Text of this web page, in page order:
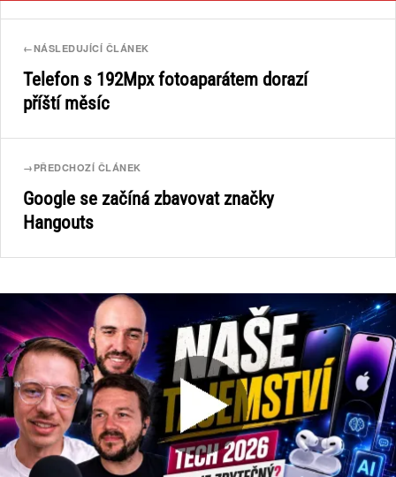
←NÁSLEDUJÍCÍ ČLÁNEK
Telefon s 192Mpx fotoaparátem dorazí
příští měsíc
→ PŘEDCHOZÍ ČLÁNEK
Google se začíná zbavovat značky
Hangouts